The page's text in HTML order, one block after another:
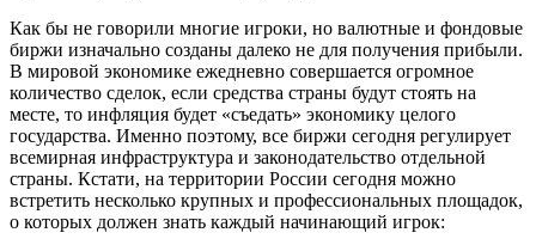
Как бы не говорили многие игроки, но валютные и фондовые
биржи изначально созданы далеко не для получения прибыли.
В мировой экономике ежедневно совершается огромное
количество сделок, если средства страны будут стоять на
месте, то инфляция будет «съедать» экономику целого
государства. Именно поэтому, все биржи сегодня регулирует
всемирная инфраструктура и законодательство отдельной
страны. Кстати, на территории России сегодня можно
встретить несколько крупных и профессиональных площадок,
о которых должен знать каждый начинающий игрок: